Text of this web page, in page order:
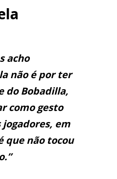
acho
não é por ter
do Bobadilla,
como gesto
em
que não tocou